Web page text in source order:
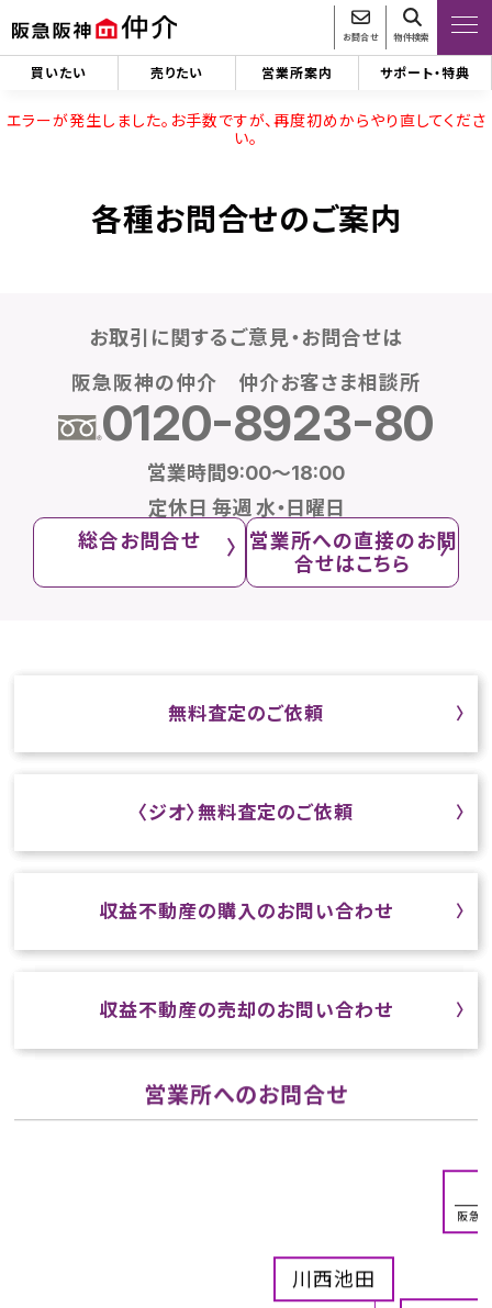
お問合せ 物件検索
買いたい 売りたい 営業所案内 サポート・特典
エラーが発生しました。お手数ですが、再度初めからやり直してくださ
い。
各種お問合せのご案内
お取引に関するご意見・お問合せは
阪急阪神の仲介 仲介お客さま相談所
0120-8923-80
営業時間9:00～18:00
定休日 毎週 水・日曜日
総合お問合せ
営業所への直接のお問
合せはこちら
無料査定のご依頼
〈ジオ〉無料査定のご依頼
収益不動産の購入のお問い合わせ
収益不動産の売却のお問い合わせ
営業所へのお問合せ
阪急
川西池田